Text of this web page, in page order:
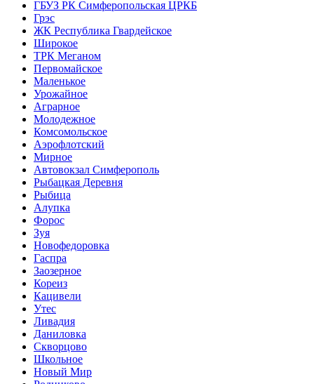
ГБУЗ РК Симферопольская ЦРКБ
Грэс
ЖК Республика Гвардейское
Широкое
ТРК Меганом
Первомайское
Маленькое
Урожайное
Аграрное
Молодежное
Комсомольское
Аэрофлотский
Мирное
Автовокзал Симферополь
Рыбацкая Деревня
Рыбица
Алупка
Форос
Зуя
Новофедоровка
Гаспра
Заозерное
Кореиз
Кацивели
Утес
Ливадия
Даниловка
Скворцово
Школьное
Новый Мир